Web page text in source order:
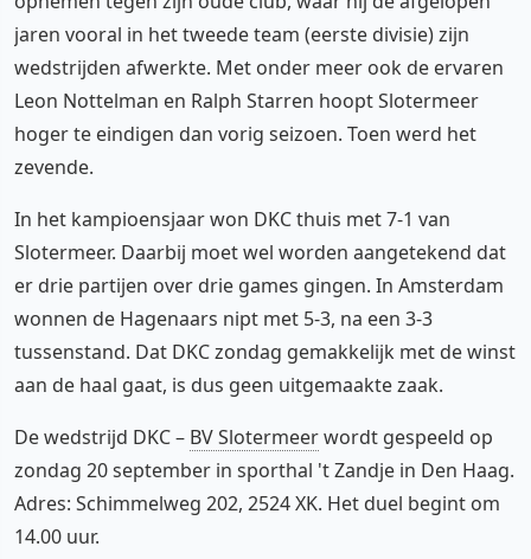
jaren vooral in het tweede team (eerste divisie) zijn
wedstrijden afwerkte. Met onder meer ook de ervaren
Leon Nottelman en Ralph Starren hoopt Slotermeer
hoger te eindigen dan vorig seizoen. Toen werd het
zevende.
In het kampioensjaar won DKC thuis met 7-1 van
Slotermeer. Daarbij moet wel worden aangetekend dat
er drie partijen over drie games gingen. In Amsterdam
wonnen de Hagenaars nipt met 5-3, na een 3-3
tussenstand. Dat DKC zondag gemakkelijk met de winst
aan de haal gaat, is dus geen uitgemaakte zaak.
De wedstrijd DKC – BV Slotermeerwordt gespeeld op
zondag 20 september in sporthal 't Zandje in Den Haag.
Adres: Schimmelweg 202, 2524 XK. Het duel begint om
14.00 uur.